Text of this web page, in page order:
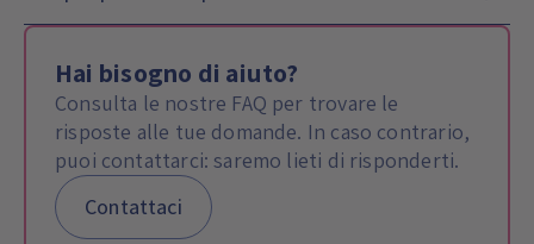
Hai bisogno di aiuto?
Consulta le nostre FAQ per trovare le
risposte alle tue domande. In caso contrario,
puoi contattarci: saremo lieti di risponderti.
Contattaci